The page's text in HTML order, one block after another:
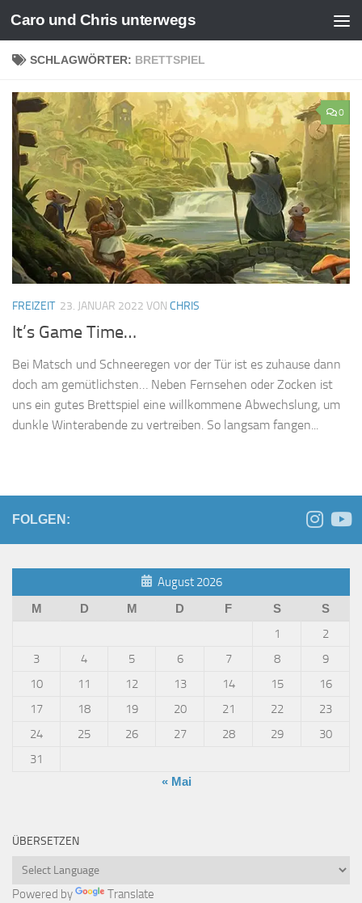
Zum Inhalt springen
Caro und Chris unterwegs
SCHLAGWÖRTER: BRETTSPIEL
0
FREIZEIT 23. JANUAR 2022 VON CHRIS
It’s Game Time…
Bei Matsch und Schneeregen vor der Tür ist es zuhause dann
doch am gemütlichsten… Neben Fernsehen oder Zocken ist
uns ein gutes Brettspiel eine willkommene Abwechslung, um
dunkle Winterabende zu vertreiben. So langsam fangen...
FOLGEN:
August 2026
M D M D F S S
1
2
3
4 5 6 7 8
9
10
11 12 13 14 15
16
17
18 19 20 21 22
23
24
25 26 27 28 29
30
31
« Mai
ÜBERSETZEN
Powered by Translate